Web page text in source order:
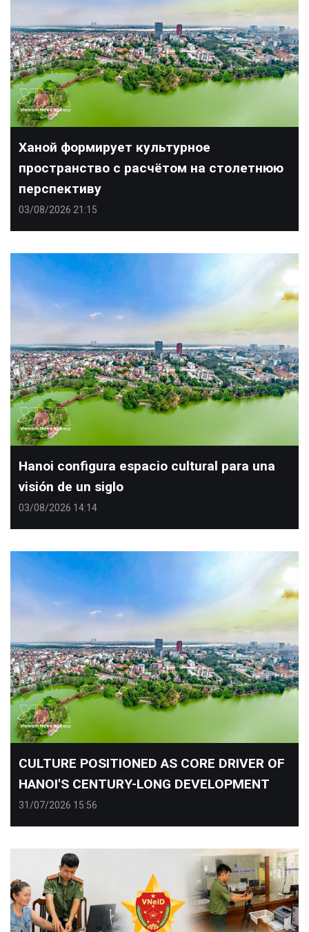
Ханой формирует культурное
пространство с расчётом на столетнюю
перспективу
03/08/2026 21:15
Hanoi configura espacio cultural para una
visión de un siglo
03/08/2026 14:14
CULTURE POSITIONED AS CORE DRIVER OF
HANOI'S CENTURY-LONG DEVELOPMENT
31/07/2026 15:56